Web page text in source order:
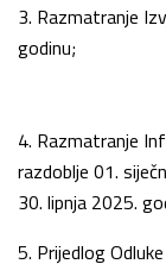
3. Razmatranje
godinu;
4. Razmatranje
razdoblje 01.
30. lipnja 2025.
5. Prijedlog